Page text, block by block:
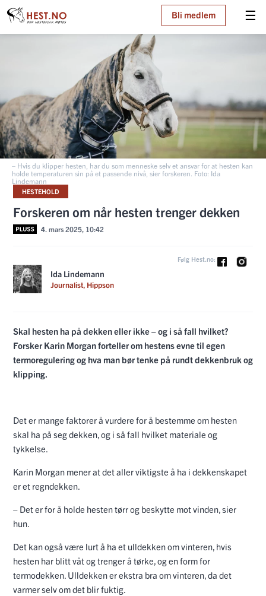
☰
Bli medlem
– Hvis du klipper hesten, har du som menneske selv et ansvar for at hesten kan
holde temperaturen sin på et passende nivå, sier forskeren. Foto: Ida
Lindemann
HESTEHOLD
Forskeren om når hesten trenger dekken
4. mars 2025, 10:42
Ida Lindemann
Journalist, Hippson
Følg Hest.no:
Skal hesten ha på dekken eller ikke – og i så fall hvilket?
Forsker Karin Morgan forteller om hestens evne til egen
termoregulering og hva man bør tenke på rundt dekkenbruk og
klipping.
Det er mange faktorer å vurdere for å bestemme om hesten
skal ha på seg dekken, og i så fall hvilket materiale og
tykkelse.
Karin Morgan mener at det aller viktigste å ha i dekkenskapet
er et regndekken.
– Det er for å holde hesten tørr og beskytte mot vinden, sier
hun.
Det kan også være lurt å ha et ulldekken om vinteren, hvis
hesten har blitt våt og trenger å tørke, og en form for
termodekken. Ulldekken er ekstra bra om vinteren, da det
varmer selv om det blir fuktig.